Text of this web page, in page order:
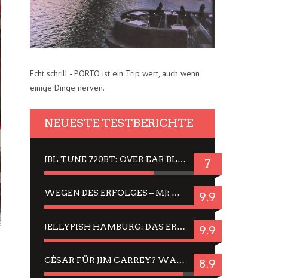
Echt schrill - PORTO ist ein Trip wert, auch wenn
einige Dinge nerven.
NEUESTE TESTBERICHTE
JBL TUNE 720BT: OVER EAR BLUETOOTH KOPFHÖRER UM DIE 50,-€ IM DAUER-TEST 7
WEGEN DES ERFOLGES – MJ: MICHAEL JACKSON MUSICAL IN EINER MATINEE SEHEN 9.9
JELLYFISH HAMBURG: DAS ERFOLGREICHE SOMMER-MENÜ 2025 IN GEFÜHLEN UND BILDERN 9.9
CÉSAR FÜR JIM CARREY? WARUM DAS EINER DER NERVIGSTEN ACTORS IST UND BLEIBT 8.9